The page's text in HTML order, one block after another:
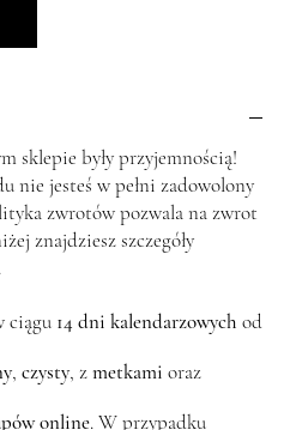
sklepie były przyjemnością!
nie jesteś w pełni zadowolony
zwrotów pozwala na zwrot
znajdziesz szczegóły
ciągu 14 dni kalendarzowych od
, czysty, zmetkami oraz
online. W przypadku